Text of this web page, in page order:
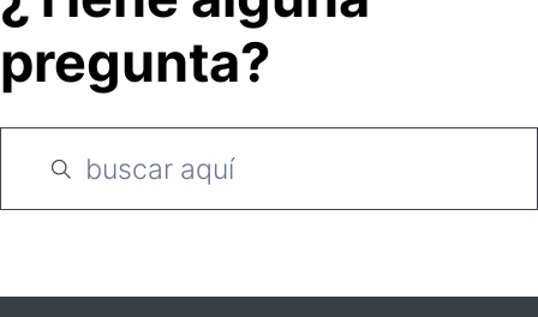
pregunta?